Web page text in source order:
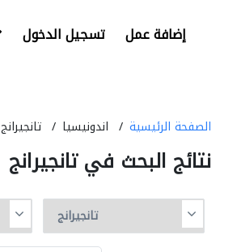
تسجيل الدخول إضافة عمل
الصفحة الرئيسية اندونيسيا تانجيرانج
نتائج البحث في تانجيرانج